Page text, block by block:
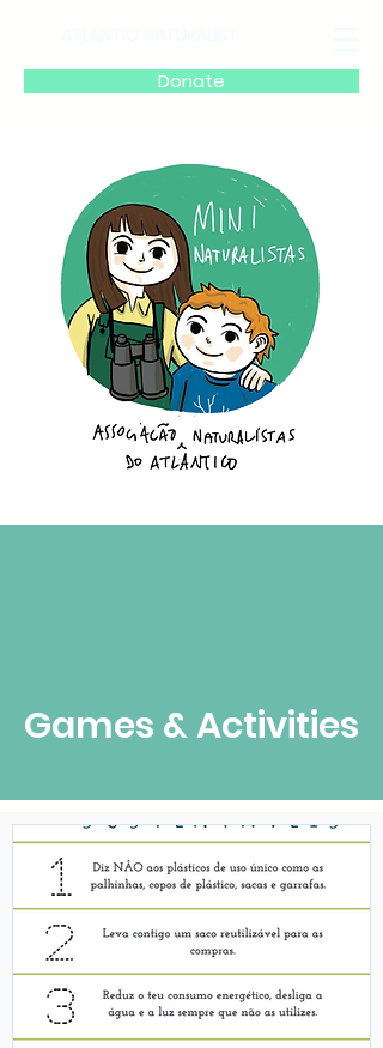
Donate
Games & Activities